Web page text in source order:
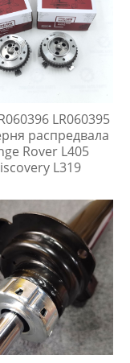
LR060395
распредвала
Rover L405
L319